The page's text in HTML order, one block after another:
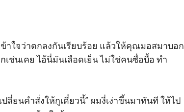
ใจว่าตกลงกันเรียบร้อย แล้วให้คุณมอสมาบอก
ช่นเคย ไอ้นี่มันเลือดเย็น ไม่ใช่คนซื่อบื้อ ทำ
ลี่ยนคำสั่งให้กูเดี๋ยวนี้” ผมงี่เง่าขึ้นมาทันที ให้ไป